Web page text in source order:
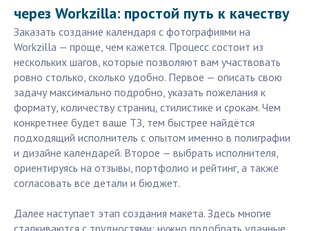
через Workzilla: простой путь к качеству
Заказать создание календаря с фотографиями на
Workzilla — проще, чем кажется. Процесс состоит из
нескольких шагов, которые позволяют вам участвовать
ровно столько, сколько удобно. Первое — описать свою
задачу максимально подробно, указать пожелания к
формату, количеству страниц, стилистике и срокам. Чем
конкретнее будет ваше ТЗ, тем быстрее найдётся
подходящий исполнитель с опытом именно в полиграфии
и дизайне календарей. Второе — выбрать исполнителя,
ориентируясь на отзывы, портфолио и рейтинг, а также
согласовать все детали и бюджет.
Далее наступает этап создания макета. Здесь многие